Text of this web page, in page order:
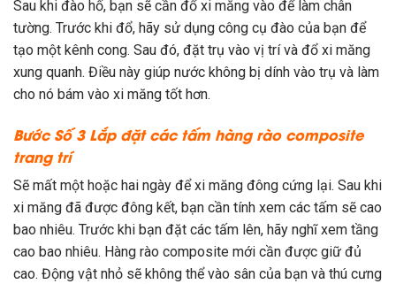
Sau khi đào hố, bạn sẽ cần đổ xi măng vào để làm chân
tường. Trước khi đổ, hãy sử dụng công cụ đào của bạn để
tạo một kênh cong. Sau đó, đặt trụ vào vị trí và đổ xi măng
xung quanh. Điều này giúp nước không bị dính vào trụ và làm
cho nó bám vào xi măng tốt hơn.
Bước Số 3 Lắp đặt các tấm hàng rào composite
trang trí
Sẽ mất một hoặc hai ngày để xi măng đông cứng lại. Sau khi
xi măng đã được đông kết, bạn cần tính xem các tấm sẽ cao
bao nhiêu. Trước khi bạn đặt các tấm lên, hãy nghĩ xem tầng
cao bao nhiêu. Hàng rào composite mới cần được giữ đủ
cao. Động vật nhỏ sẽ không thể vào sân của bạn và thú cưng